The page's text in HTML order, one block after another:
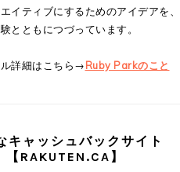
イティブにするためのアイデアを、
とともにつづっています。
詳細はこちら→Ruby Parkのこと
キャッシュバックサイト
【RAKUTEN.CA】